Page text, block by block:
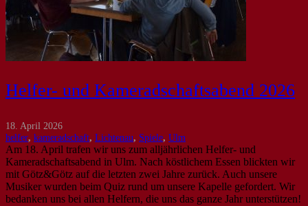
Helfer- und Kameradschaftsabend 2026
18. April 2026
helfer, kameradschaft, Lichtenau, Spiele, Ulm
Am 18. April trafen wir uns zum alljährlichen Helfer- und
Kameradschaftsabend in Ulm. Nach köstlichem Essen blickten wir
mit Götz&Götz auf die letzten zwei Jahre zurück. Auch unsere
Musiker wurden beim Quiz rund um unsere Kapelle gefordert. Wir
bedanken uns bei allen Helfern, die uns das ganze Jahr unterstützen!